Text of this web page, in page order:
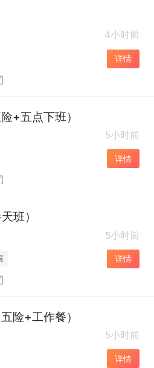
4小时前
详情
+五点下班）
5小时前
详情
班）
5小时前
详情
险+工作餐）
5小时前
详情